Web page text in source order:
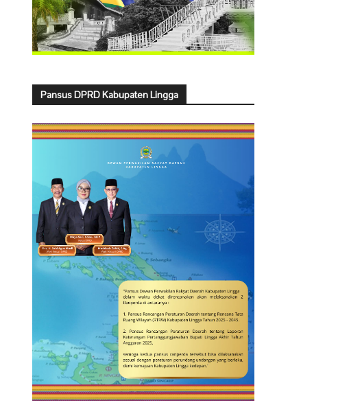
Pansus DPRD Kabupaten Lingga